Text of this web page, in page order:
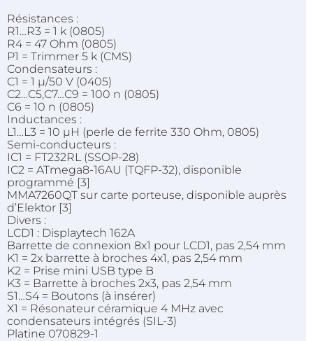
Résistances :
R1…R3 = 1 k (0805)
R4 = 47 Ohm (0805)
P1 = Trimmer 5 k (CMS)
Condensateurs :
C1 = 1 µ/50 V (0405)
C2…C5,C7…C9 = 100 n (0805)
C6 = 10 n (0805)
Inductances :
L1…L3 = 10 µH (perle de ferrite 330 Ohm, 0805)
Semi-conducteurs :
IC1 = FT232RL (SSOP-28)
IC2 = ATmega8-16AU (TQFP-32), disponible
programmé [3]
MMA7260QT sur carte porteuse, disponible auprès
d’Elektor [3]
Divers :
LCD1 : Displaytech 162A
Barrette de connexion 8x1 pour LCD1, pas 2,54 mm
K1 = 2x barrette à broches 4x1, pas 2,54 mm
K2 = Prise mini USB type B
K3 = Barrette à broches 2x3, pas 2,54 mm
S1…S4 = Boutons (à insérer)
X1 = Résonateur céramique 4 MHz avec
condensateurs intégrés (SIL-3)
Platine 070829-1